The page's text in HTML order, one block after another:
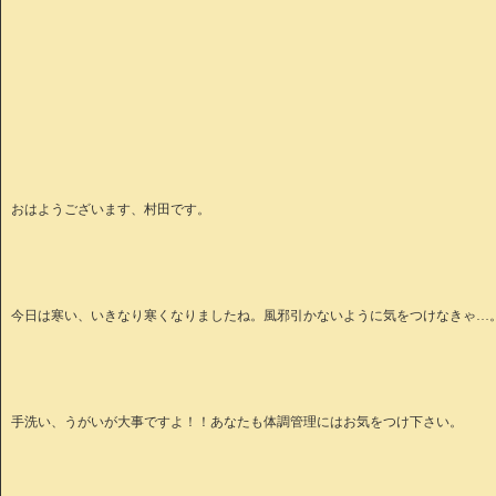
おはようございます、村田です。
今日は寒い、いきなり寒くなりましたね。風邪引かないように気をつけなきゃ…
手洗い、うがいが大事ですよ！！あなたも体調管理にはお気をつけ下さい。